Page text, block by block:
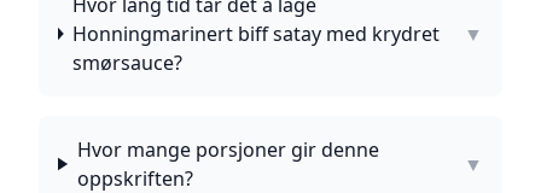
Honningmarinert biff satay med krydret
smørsauce?
▼
Hvor mange porsjoner gir denne
oppskriften?
▼